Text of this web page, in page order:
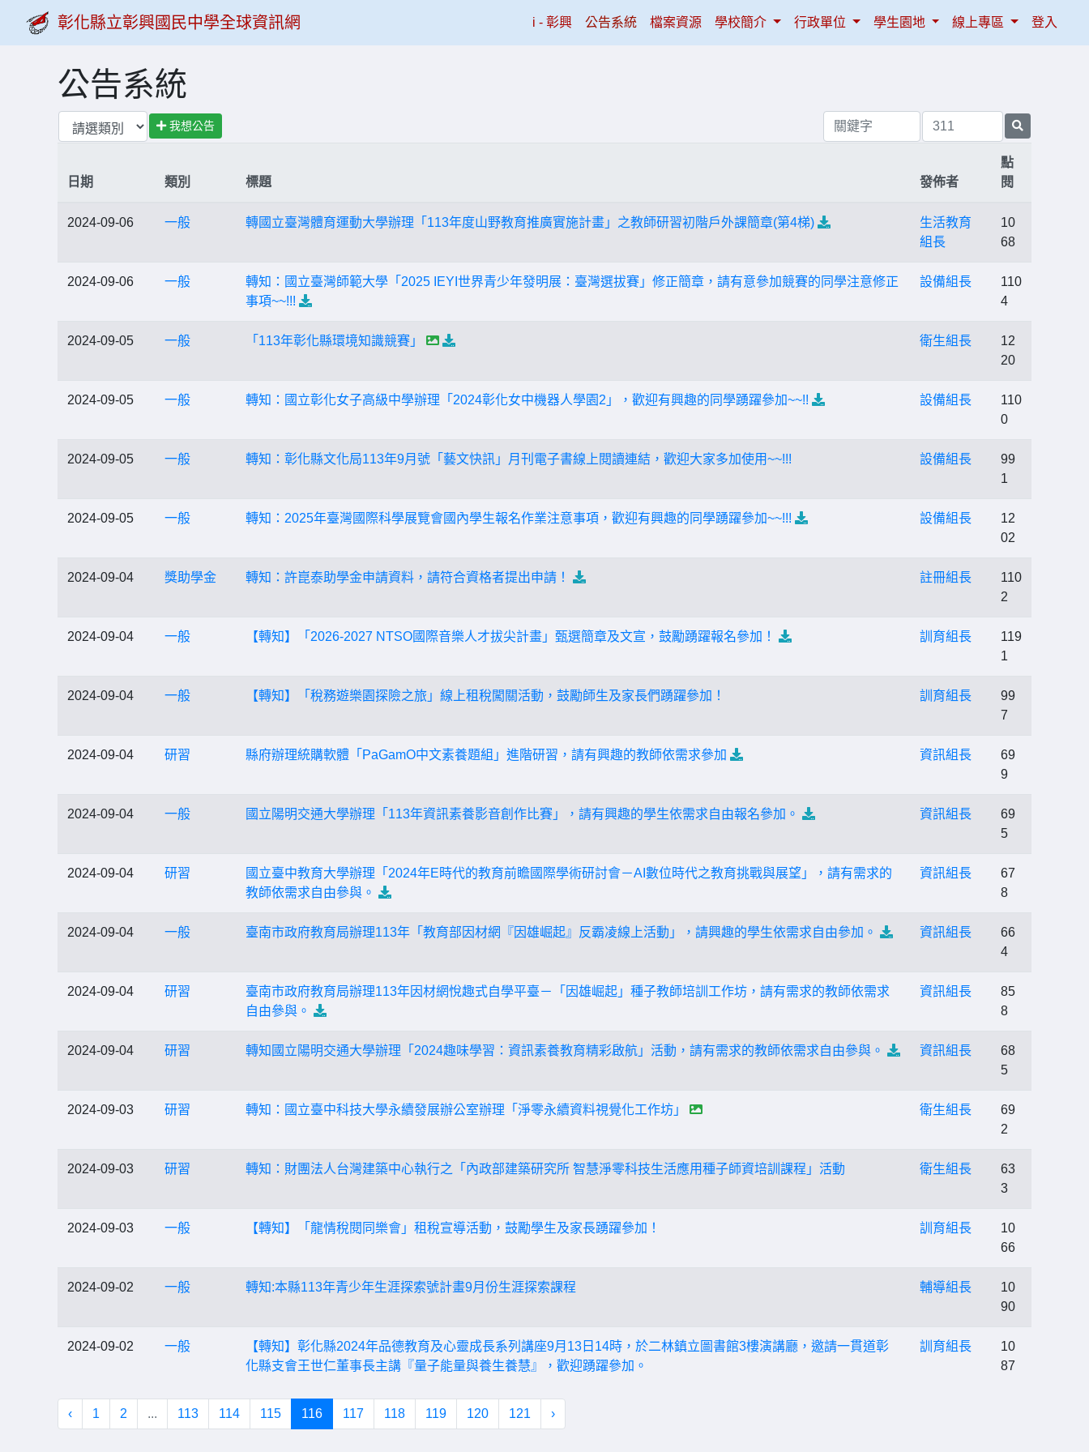
彰化縣立彰興國民中學全球資訊網 i - 彰興(current)
公告系統 檔案資源 學校簡介 行政單位 學生園地 線上專區 登入
公告系統
我想公告
日期 類別 標題 發佈者
點
閱
2024-09-06 一般 轉國立臺灣體育運動大學辦理「113年度山野教育推廣實施計畫」之教師研習初階戶外課簡章(第4梯)
生活教育
組長
10
68
2024-09-06 一般
轉知：國立臺灣師範大學「2025 IEYI世界青少年發明展：臺灣選拔賽」修正簡章，請有意參加競賽的同學注意修正
事項~~!!!
設備組長
110
4
2024-09-05 一般 「113年彰化縣環境知識競賽」 衛生組長
12
20
2024-09-05 一般 轉知：國立彰化女子高級中學辦理「2024彰化女中機器人學園2」，歡迎有興趣的同學踴躍參加~~!! 設備組長
110
0
2024-09-05 一般 轉知：彰化縣文化局113年9月號「藝文快訊」月刊電子書線上閱讀連結，歡迎大家多加使用~~!!! 設備組長
99
1
2024-09-05 一般 轉知：2025年臺灣國際科學展覽會國內學生報名作業注意事項，歡迎有興趣的同學踴躍參加~~!!! 設備組長
12
02
2024-09-04 獎助學金 轉知：許崑泰助學金申請資料，請符合資格者提出申請！ 註冊組長
110
2
2024-09-04 一般 【轉知】「2026-2027 NTSO國際音樂人才拔尖計畫」甄選簡章及文宣，鼓勵踴躍報名參加！ 訓育組長
119
1
2024-09-04 一般 【轉知】「稅務遊樂園探險之旅」線上租稅闖關活動，鼓勵師生及家長們踴躍參加！ 訓育組長
99
7
2024-09-04 研習 縣府辦理統購軟體「PaGamO中文素養題組」進階研習，請有興趣的教師依需求參加 資訊組長
69
9
2024-09-04 一般 國立陽明交通大學辦理「113年資訊素養影音創作比賽」，請有興趣的學生依需求自由報名參加。 資訊組長
69
5
2024-09-04 研習
國立臺中教育大學辦理「2024年E時代的教育前瞻國際學術研討會－AI數位時代之教育挑戰與展望」，請有需求的
教師依需求自由參與。
資訊組長
67
8
2024-09-04 一般 臺南市政府教育局辦理113年「教育部因材網『因雄崛起』反霸凌線上活動」，請興趣的學生依需求自由參加。 資訊組長
66
4
2024-09-04 研習
臺南市政府教育局辦理113年因材網悅趣式自學平臺－「因雄崛起」種子教師培訓工作坊，請有需求的教師依需求
自由參與。
資訊組長
85
8
2024-09-04 研習 轉知國立陽明交通大學辦理「2024趣味學習：資訊素養教育精彩啟航」活動，請有需求的教師依需求自由參與。 資訊組長
68
5
2024-09-03 研習 轉知：國立臺中科技大學永續發展辦公室辦理「淨零永續資料視覺化工作坊」 衛生組長
69
2
2024-09-03 研習 轉知：財團法人台灣建築中心執行之「內政部建築研究所 智慧淨零科技生活應用種子師資培訓課程」活動 衛生組長
63
3
2024-09-03 一般 【轉知】「龍情稅閱同樂會」租稅宣導活動，鼓勵學生及家長踴躍參加！ 訓育組長
10
66
2024-09-02 一般 轉知:本縣113年青少年生涯探索號計畫9月份生涯探索課程 輔導組長
10
90
2024-09-02 一般
【轉知】彰化縣2024年品德教育及心靈成長系列講座9月13日14時，於二林鎮立圖書館3樓演講廳，邀請一貫道彰
化縣支會王世仁董事長主講『量子能量與養生養慧』，歡迎踴躍參加。
訓育組長
10
87
‹ 1 2 ... 113 114 115 116 117 118 119 120 121 ›